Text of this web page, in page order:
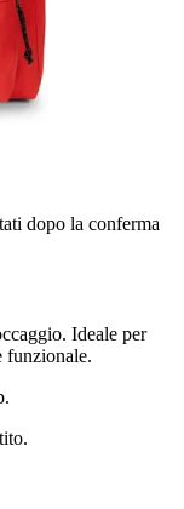
dopo la conferma
Ideale per
funzionale.